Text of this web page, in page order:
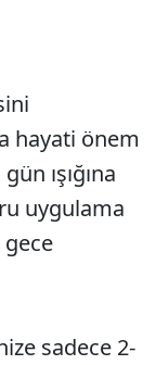
hayati önem
ışığına
uygulama
sadece 2-